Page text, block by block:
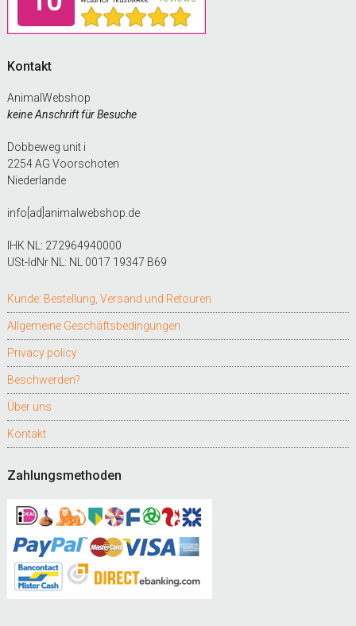
Kontakt
AnimalWebshop
keine Anschrift für Besuche
Dobbeweg unit i
2254 AG Voorschoten
Niederlande
info[ad]animalwebshop.de
IHK NL: 272964940000
USt-IdNr NL: NL 0017 19347 B69
Kunde: Bestellung, Versand und Retouren
Allgemeine Geschäftsbedingungen
Privacy policy
Beschwerden?
Über uns
Kontakt
Zahlungsmethoden